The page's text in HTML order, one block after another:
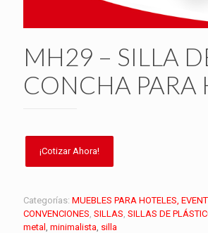
MH29 – SILLA
CONCHA PARA
Categorías: MUEBLES PARA HOTELES,
CONVENCIONES, SILLAS, SILLAS DE
metal , minimalista, silla